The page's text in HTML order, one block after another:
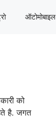
ऑटोमोबाइल
को
है. जगत